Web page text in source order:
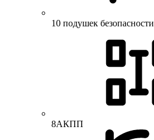
10 подушек безопасности
8АКПП